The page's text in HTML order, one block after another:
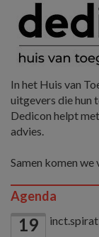
In het Huis van
uitgevers die hun
Dedicon helpt
advies.
Samen komen we
Agenda
19